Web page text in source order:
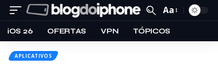
Aa
iOS 26 OFERTAS VPN TÓPICOS
APLICATIVOS